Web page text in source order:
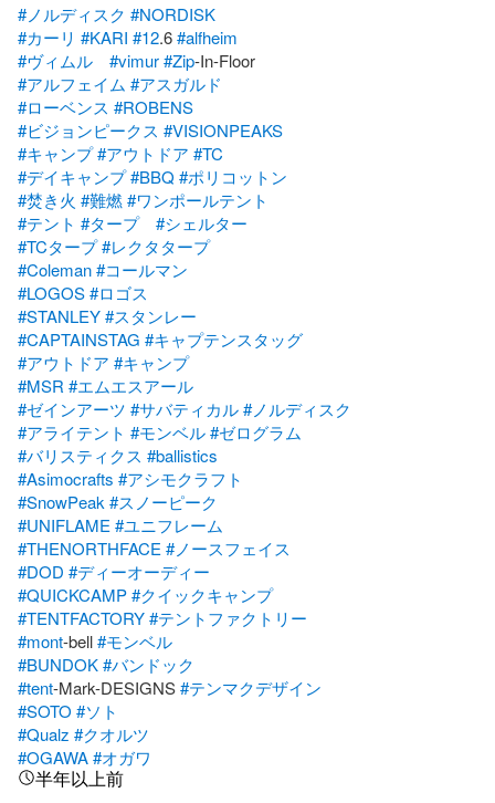
#ノルディスク #NORDISK
#カーリ #KARI #12.6 #alfheim
#ヴィムル
#vimur#Zip
#アルフェイム #アスガルド
#ローベンス #ROBENS
#ビジョンピークス #VISIONPEAKS
#キャンプ#アウトドア #TC
#デイキャンプ#BBQ #ポリコットン
#焚き火 #難燃#ワンポールテント
#テント #タープ
#シェルター
#TCタープ#レクタタープ
#Coleman#コールマン
#LOGOS#ロゴス
#STANLEY#スタンレー
#CAPTAINSTAG #キャプテンスタッグ
#アウトドア #キャンプ
#MSR #エムエスアール
#ゼインアーツ #サバティカル#ノルディスク
#アライテント #モンベル#ゼログラム
#バリスティクス #ballistics
#Asimocrafts #アシモクラフト
#SnowPeak #スノーピーク
#UNIFLAME #ユニフレーム
#THENORTHFACE #ノースフェイス
#DOD #ディーオーディー
#QUICKCAMP#クイックキャンプ
#TENTFACTORY#テントファクトリー
#mont-bell #モンベル
#BUNDOK#バンドック
#tent-Mark-DESIGNS #テンマクデザイン
#SOTO #ソト
#Qualz #クオルツ
#OGAWA#オガワ
半年以上前